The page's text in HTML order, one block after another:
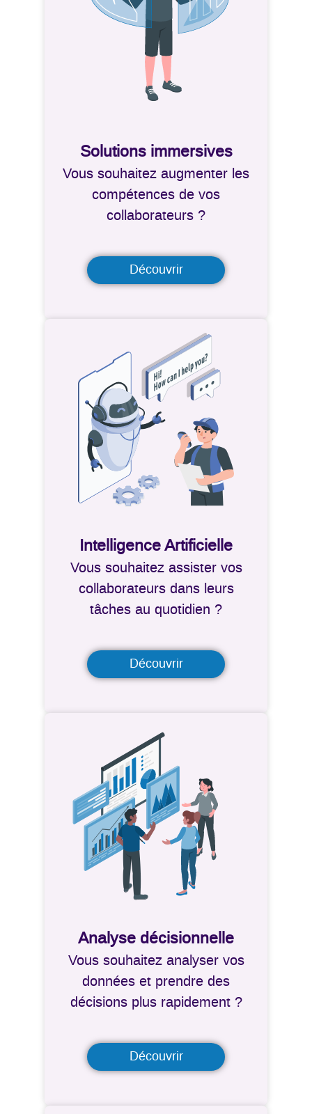
Solutions immersives
Vous souhaitez augmenter les
compétences de vos
collaborateurs ?
Découvrir
Intelligence Artificielle
Vous souhaitez assister vos
collaborateurs dans leurs
tâches au quotidien ?
Découvrir
Analyse décisionnelle
Vous souhaitez analyser vos
données et prendre des
décisions plus rapidement ?
Découvrir